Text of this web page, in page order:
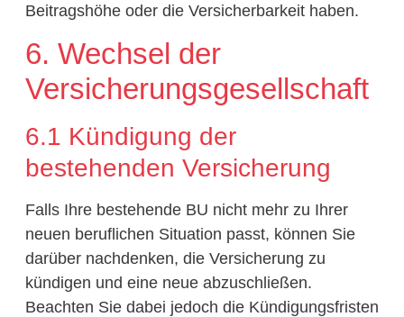
Beitragshöhe oder die Versicherbarkeit haben.
6. Wechsel der
Versicherungsgesellschaft
6.1 Kündigung der
bestehenden Versicherung
Falls Ihre bestehende BU nicht mehr zu Ihrer
neuen beruflichen Situation passt, können Sie
darüber nachdenken, die Versicherung zu
kündigen und eine neue abzuschließen.
Beachten Sie dabei jedoch die Kündigungsfristen